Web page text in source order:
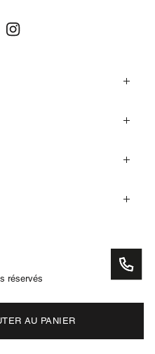
AU PANIER
réservés